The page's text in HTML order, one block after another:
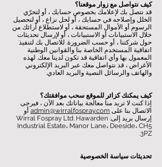
كيف نتواصل مع زوار موقعنا؟
قد نتصل بك لإعلامك بخصوص حسابك ، أو لتحرّي
الخلل وإصلاحه في حسابك ، أو لحل نزاع ، أو لتحصيل
الرسوم أو الأموال المستحقة ، أو لاستطلاع آرائك من
خلال الاستبيانات أو الاستبيانات ، أو لإرسال تحديثات
حول شركتنا ، أو حسب الضرورة. للاتصال بك لتنفيذ
اتفاقية المستخدم الخاصة بنا والقوانين الوطنية
المعمول بها وأي اتفاقية قد تكون لدينا معك. لهذه
الأغراض ، قد نتواصل معك عبر البريد الإلكتروني
والهاتف والرسائل النصية والبريد العادي.
كيف يمكنك كزائر للموقع سحب موافقتك؟
إذا كنت لا تريد منا معالجة بياناتك بعد الآن ، فيرجى
الاتصال بنا على admin@wirralfospray.com أو
إرسال بريد إلى: Wirral Fospray Ltd. Hawarden
Industrial Estate، Manor Lane، Deeside، CH5
3PZ.
تحديثات سياسة الخصوصية